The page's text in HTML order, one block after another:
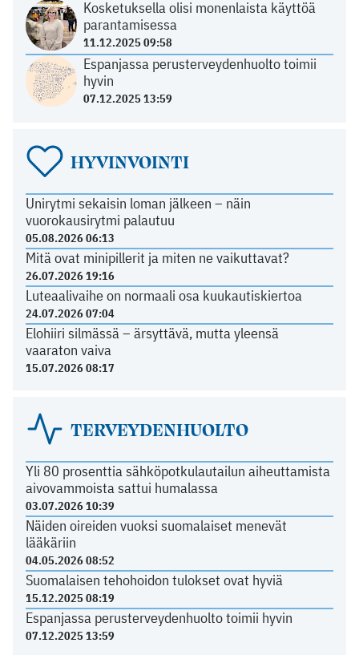
Kosketuksella olisi monenlaista käyttöä
parantamisessa
11.12.2025 09:58
Espanjassa perusterveydenhuolto toimii
hyvin
07.12.2025 13:59
HYVINVOINTI
Unirytmi sekaisin loman jälkeen – näin
vuorokausirytmi palautuu
05.08.2026 06:13
Mitä ovat minipillerit ja miten ne vaikuttavat?
26.07.2026 19:16
Luteaalivaihe on normaali osa kuukautiskiertoa
24.07.2026 07:04
Elohiiri silmässä – ärsyttävä, mutta yleensä
vaaraton vaiva
15.07.2026 08:17
TERVEYDENHUOLTO
Yli 80 prosenttia sähköpotkulautailun aiheuttamista
aivovammoista sattui humalassa
03.07.2026 10:39
Näiden oireiden vuoksi suomalaiset menevät
lääkäriin
04.05.2026 08:52
Suomalaisen tehohoidon tulokset ovat hyviä
15.12.2025 08:19
Espanjassa perusterveydenhuolto toimii hyvin
07.12.2025 13:59